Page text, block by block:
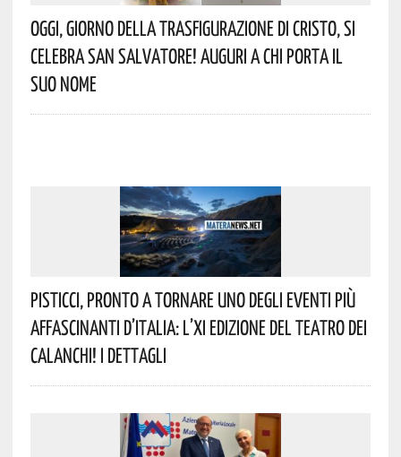
Oggi, Giorno Della Trasfigurazione Di Cristo, Si
Celebra San Salvatore! Auguri A Chi Porta Il
Suo Nome
Pisticci, Pronto A Tornare Uno Degli Eventi Più
Affascinanti D’Italia: L’XI Edizione Del Teatro Dei
Calanchi! I Dettagli